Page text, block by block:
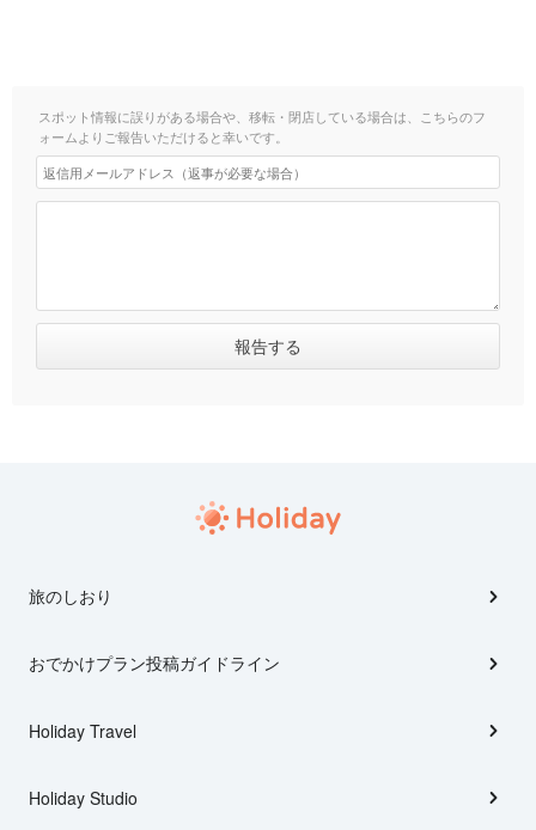
スポット情報に誤りがある場合や、移転・閉店している場合は、こちらのフ
ォームよりご報告いただけると幸いです。
旅のしおり
おでかけプラン投稿ガイドライン
Holiday Travel
Holiday Studio